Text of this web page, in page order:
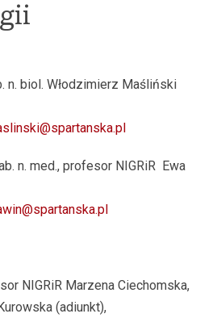
n. biol. Włodzimierz Maśliński
n. med., profesor NIGRiR Ewa
NIGRiR Marzena Ciechomska,
(adiunkt),